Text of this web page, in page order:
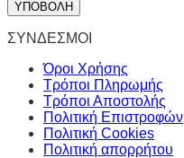
ΣΥΝΔΕΣΜΟΙ
Όροι Χρήσης
Τρόποι Πληρωμής
Τρόποι Αποστολής
Πολιτική Επιστροφών
Πολιτική Cookies
Πολιτική απορρήτου